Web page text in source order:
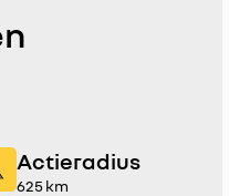
Actieradius
625 km